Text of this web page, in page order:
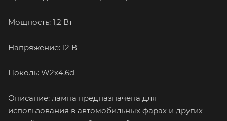
Мощность: 1,2 Вт
Напряжение: 12 В
Цоколь: W2х4,6d
Описание: лампа предназначена для
использования в автомобильных фарах и других